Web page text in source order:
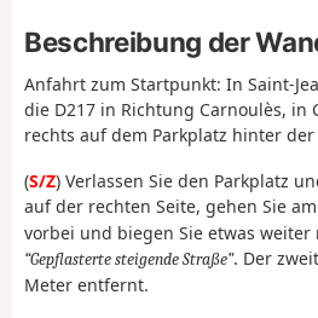
Beschreibung der
Anfahrt zum Startpunkt: In Saint-
die D217 in Richtung Carnoulès, in
rechts auf dem Parkplatz hinter
(S/Z) Verlassen Sie den Parkplatz
auf der rechten Seite, gehen Sie
vorbei und biegen Sie etwas
Gepflasterte steigende Straße . Der
Meter entfernt.